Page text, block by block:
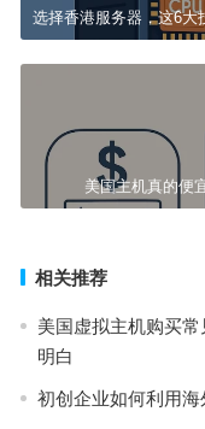
选择香港服务器，这6大
美国主机真的便
相关推荐
美国虚拟主机购买
明白
初创企业如何利用